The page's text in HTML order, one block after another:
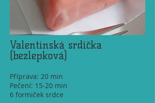
Valentinská srdíčka
(bezlepková)
Příprava: 20 min
Pečení: 15-20 min
6 formiček srdce